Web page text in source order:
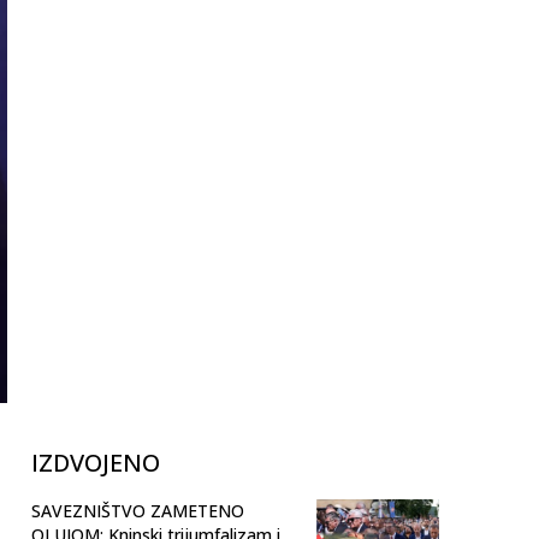
IZDVOJENO
SAVEZNIŠTVO ZAMETENO